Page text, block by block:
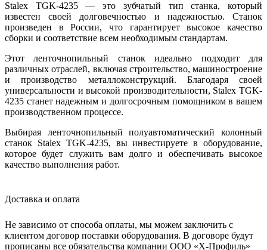
Stalex TGK-4235 — это зубчатый тип станка, который
известен своей долговечностью и надежностью. Станок
произведен в России, что гарантирует высокое качество
сборки и соответствие всем необходимым стандартам.
Этот ленточнопильный станок идеально подходит для
различных отраслей, включая строительство, машиностроение
и производство металлоконструкций. Благодаря своей
универсальности и высокой производительности, Stalex TGK-
4235 станет надежным и долгосрочным помощником в вашем
производственном процессе.
Выбирая ленточнопильный полуавтоматический колонный
станок Stalex TGK-4235, вы инвестируете в оборудование,
которое будет служить вам долго и обеспечивать высокое
качество выполнения работ.
Доставка и оплата
Не зависимо от способа оплаты, мы можем заключить с
клиентом договор поставки оборудования. В договоре будут
прописаны все обязательства компании ООО «Х-Профиль»